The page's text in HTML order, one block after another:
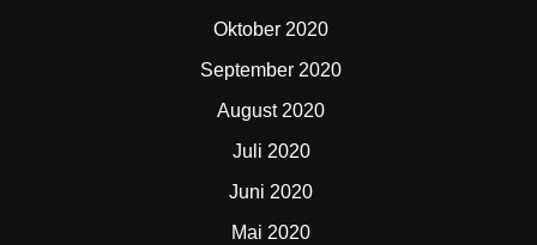
Oktober 2020
September 2020
August 2020
Juli 2020
Juni 2020
Mai 2020